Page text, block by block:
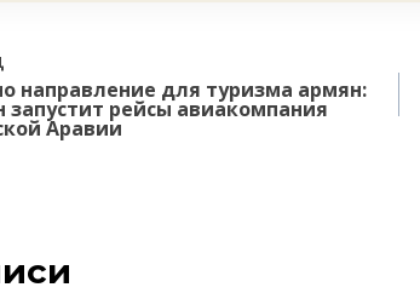
направление для туризма армян:
запустит рейсы авиакомпания
Аравии